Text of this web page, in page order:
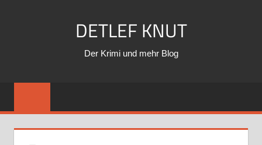
DETLEF KNUT
Der Krimi und mehr Blog